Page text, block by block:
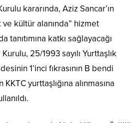
kararında, Aziz Sancar’ın
ve kültür alanında” hizmet
tanıtımına katkı sağlayacağı
25/1993 sayılı Yurttaşlık
1’inci fıkrasının B bendi
KKTC yurttaşlığına alınmasına